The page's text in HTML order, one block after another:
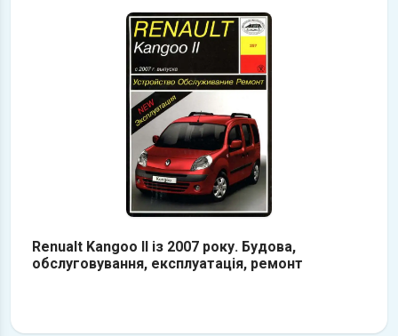
Renualt Kangoo II із 2007 року. Будова,
обслуговування, експлуатація, ремонт